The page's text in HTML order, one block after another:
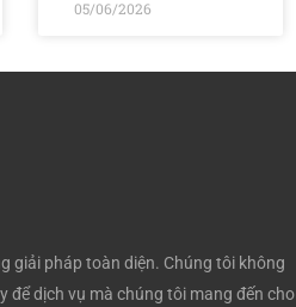
05/06/2026
giải pháp toàn diện. Chúng tôi không
để dịch vụ mà chúng tôi mang đến cho